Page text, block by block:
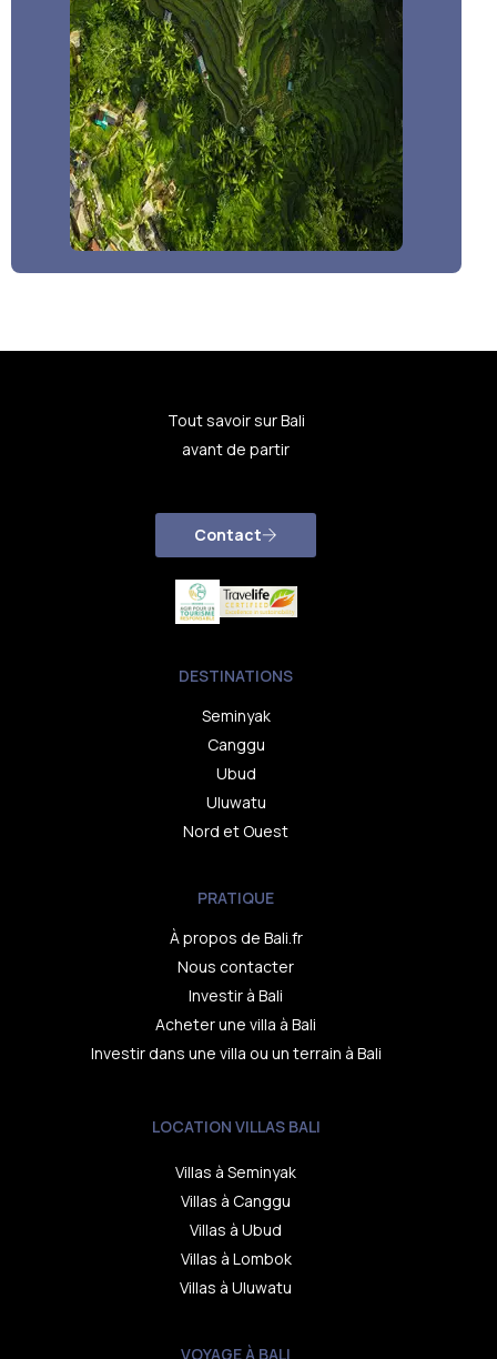
Tout savoir sur Bali
avant de partir
Contact
DESTINATIONS
Seminyak
Canggu
Ubud
Uluwatu
Nord et Ouest
PRATIQUE
À propos de Bali.fr
Nous contacter
Investir à Bali
Acheter une villa à Bali
Investir dans une villa ou un terrain à Bali
LOCATION VILLAS BALI
Villas à Seminyak
Villas à Canggu
Villas à Ubud
Villas à Lombok
Villas à Uluwatu
VOYAGE À BALI